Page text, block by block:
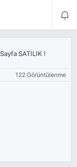
SATILIK !
122 Görüntülenme